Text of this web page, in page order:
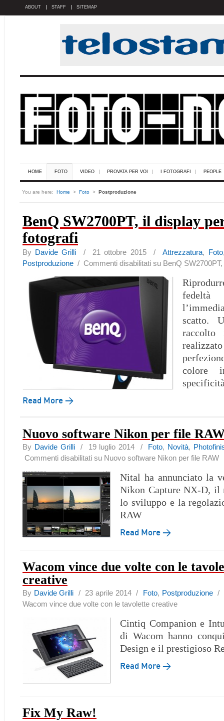
ABOUT STAFF SITEMAP
HOME FOTO VIDEO PROVATA PER VOI I FOTOGRAFI PEOPLE
You are here: Home > Foto > Postproduzione
BenQ SW2700PT, il display
fotografi
By Davide Grilli / 21 ottobre 2015 /Attrezzatura, Foto
Postproduzione / Commenti disabilitati su BenQ
scatto.
raccolto
colore
Read More →
Nuovo software Nikon per file
By Davide Grilli/ 19 luglio 2014 / Foto, Novità,
Commenti disabilitati su Nuovo software Nikon per file RAW
Nital ha annunciato la
Nikon Capture NX-D, il
lo sviluppo e la
RAW
Read More →
Wacom vince due volte con le
creative
By Davide Grilli / 23 aprile 2014 / Foto, Postproduzione/
Wacom vince due volte con le tavolette creative
Cintiq Companion e
di Wacom hanno
Design e il prestigioso
Read More →
Fix My Raw!